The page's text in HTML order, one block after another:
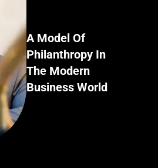
A Model Of
Philanthropy In
The Modern
Business World